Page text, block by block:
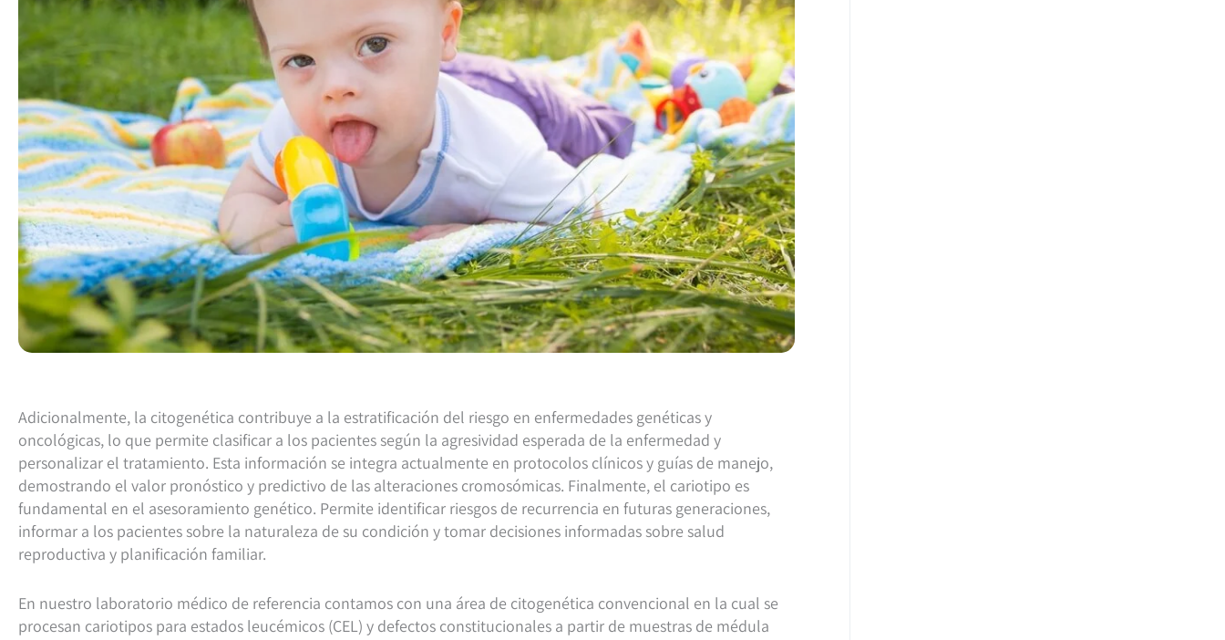
Adicionalmente, la citogenética contribuye a la estratificación del riesgo en enfermedades genéticas y
oncológicas, lo que permite clasificar a los pacientes según la agresividad esperada de la enfermedad y
personalizar el tratamiento. Esta información se integra actualmente en protocolos clínicos y guías de manejo,
demostrando el valor pronóstico y predictivo de las alteraciones cromosómicas. Finalmente, el cariotipo es
fundamental en el asesoramiento genético. Permite identificar riesgos de recurrencia en futuras generaciones,
informar a los pacientes sobre la naturaleza de su condición y tomar decisiones informadas sobre salud
reproductiva y planificación familiar.
En nuestro laboratorio médico de referencia contamos con una área de citogenética convencional en la cual se
procesan cariotipos para estados leucémicos (CEL) y defectos constitucionales a partir de muestras de médula